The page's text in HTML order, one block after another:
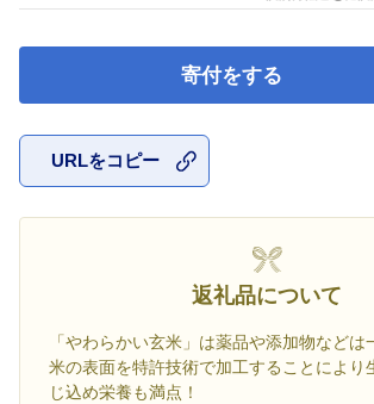
寄付をする
URLをコピー
返礼品について
「やわらかい玄米」は薬品や添加物などは
米の表面を特許技術で加工することにより
じ込め栄養も満点！